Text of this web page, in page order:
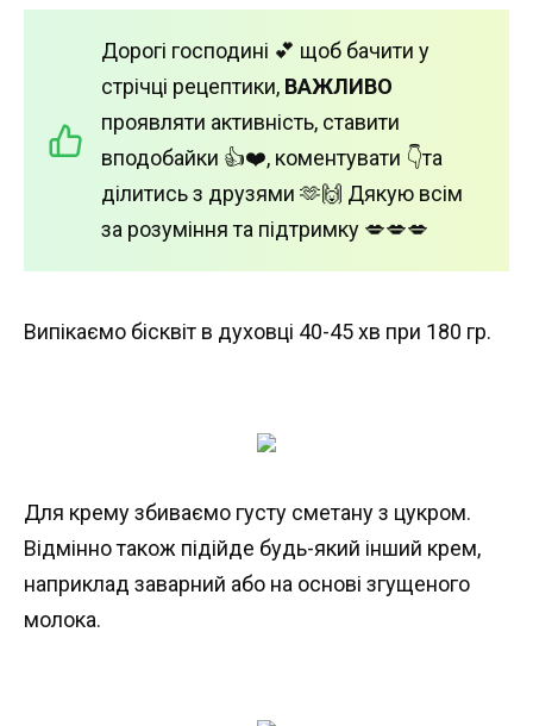
Дорогі господині 💕 щоб бачити у
стрічці рецептики, ВАЖЛИВО
проявляти активність, ставити
вподобайки 👍❤️, коментувати 👇та
ділитись з друзями 🫶🙌 Дякую всім
за розуміння та підтримку 💋💋💋
Випікаємо бісквіт в духовці 40-45 хв при 180 гр.
Для крему збиваємо густу сметану з цукром.
Відмінно також підійде будь-який інший крем,
наприклад заварний або на основі згущеного
молока.